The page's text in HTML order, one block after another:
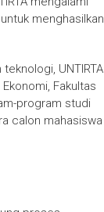
menghasilkan
UNTIRTA
Fakultas
program studi
calon mahasiswa